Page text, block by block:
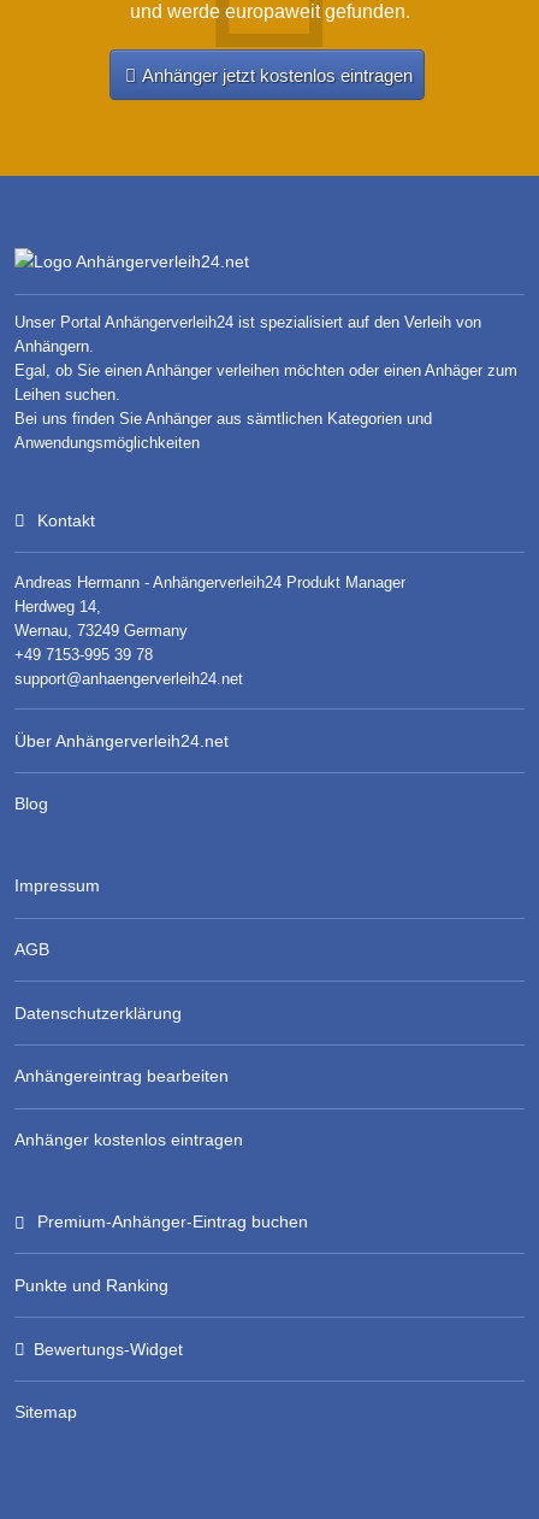
und werde europaweit gefunden.
Anhänger jetzt kostenlos eintragen
Unser Portal Anhängerverleih24 ist spezialisiert auf den Verleih von
Anhängern.
Egal, ob Sie einen Anhänger verleihen möchten oder einen Anhäger zum
Leihen suchen.
Bei uns finden Sie Anhänger aus sämtlichen Kategorien und
Anwendungsmöglichkeiten
Kontakt
Andreas Hermann - Anhängerverleih24 Produkt Manager
Herdweg 14,
Wernau, 73249 Germany
+49 7153-995 39 78
support@anhaengerverleih24.net
Über Anhängerverleih24.net
Blog
Impressum
AGB
Datenschutzerklärung
Anhängereintrag bearbeiten
Anhänger kostenlos eintragen
Premium-Anhänger-Eintrag buchen
Punkte und Ranking
Bewertungs-Widget
Sitemap